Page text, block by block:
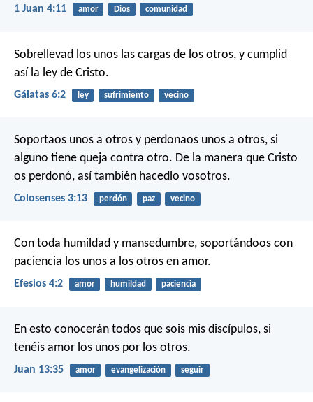
1 Juan 4:11 amor Dios comunidad
Sobrellevad los unos las cargas de los otros, y cumplid
así la ley de Cristo.
Gálatas 6:2 ley sufrimiento vecino
Soportaos unos a otros y perdonaos unos a otros, si
alguno tiene queja contra otro. De la manera que Cristo
os perdonó, así también hacedlo vosotros.
Colosenses 3:13 perdón paz vecino
Con toda humildad y mansedumbre, soportándoos con
paciencia los unos a los otros en amor.
Efesios 4:2 amor humildad paciencia
En esto conocerán todos que sois mis discípulos, si
tenéis amor los unos por los otros.
Juan 13:35 amor evangelización seguir